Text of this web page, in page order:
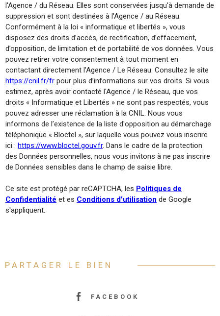
l'Agence / du Réseau. Elles sont conservées jusqu'à demande de
suppression et sont destinées à l'Agence / au Réseau.
Conformément à la loi « informatique et libertés », vous
disposez des droits d’accès, de rectification, d’effacement,
d’opposition, de limitation et de portabilité de vos données. Vous
pouvez retirer votre consentement à tout moment en
contactant directement l’Agence / Le Réseau. Consultez le site
https://cnil.fr/fr pour plus d’informations sur vos droits. Si vous
estimez, après avoir contacté l'Agence / le Réseau, que vos
droits « Informatique et Libertés » ne sont pas respectés, vous
pouvez adresser une réclamation à la CNIL. Nous vous
informons de l’existence de la liste d'opposition au démarchage
téléphonique « Bloctel », sur laquelle vous pouvez vous inscrire
ici : https://www.bloctel.gouv.fr. Dans le cadre de la protection
des Données personnelles, nous vous invitons à ne pas inscrire
de Données sensibles dans le champ de saisie libre.
Ce site est protégé par reCAPTCHA, les Politiques de
Confidentialité et es Conditions d'utilisation de Google
s'appliquent.
PARTAGER LE BIEN
FACEBOOK